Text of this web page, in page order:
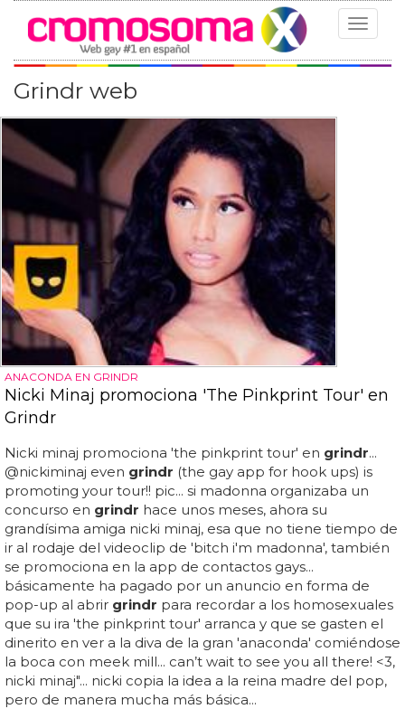
Toggle
Grindr web
ANACONDA EN GRINDR
Nicki Minaj promociona 'The Pinkprint Tour' en
Grindr
Nicki minaj promociona 'the pinkprint tour' en grindr...
@nickiminaj even grindr (the gay app for hook ups) is
promoting your tour!! pic... si madonna organizaba un
concurso en grindr hace unos meses, ahora su
grandísima amiga nicki minaj, esa que no tiene tiempo de
ir al rodaje del videoclip de 'bitch i'm madonna', también
se promociona en la app de contactos gays...
básicamente ha pagado por un anuncio en forma de
pop-up al abrir grindr para recordar a los homosexuales
que su ira 'the pinkprint tour' arranca y que se gasten el
dinerito en ver a la diva de la gran 'anaconda' comiéndose
la boca con meek mill... can’t wait to see you all there! <3,
nicki minaj"... nicki copia la idea a la reina madre del pop,
pero de manera mucha más básica...